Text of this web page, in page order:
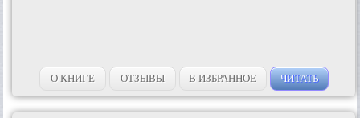
О КНИГЕ ОТЗЫВЫ В ИЗБРАННОЕ ЧИТАТЬ